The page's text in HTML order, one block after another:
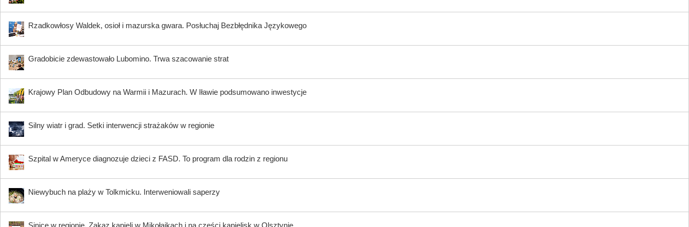
Rzadkowłosy Waldek, osioł i mazurska gwara. Posłuchaj Bezbłędnika Językowego
Gradobicie zdewastowało Lubomino. Trwa szacowanie strat
Krajowy Plan Odbudowy na Warmii i Mazurach. W Iławie podsumowano inwestycje
Silny wiatr i grad. Setki interwencji strażaków w regionie
Szpital w Ameryce diagnozuje dzieci z FASD. To program dla rodzin z regionu
Niewybuch na plaży w Tolkmicku. Interweniowali saperzy